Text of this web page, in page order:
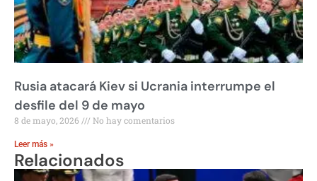
Rusia atacará Kiev si Ucrania interrumpe el
desfile del 9 de mayo
8 de mayo, 2026 No hay comentarios
Leer más »
Relacionados